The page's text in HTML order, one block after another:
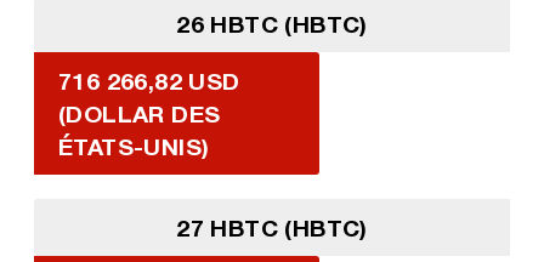
26 HBTC (HBTC)
716 266,82 USD
(DOLLAR DES
ÉTATS-UNIS)
27 HBTC (HBTC)